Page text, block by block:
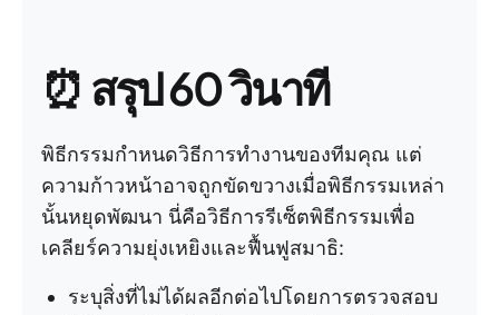
⏰ สรุป 60 วินาที
พิธีกรรมกำหนดวิธีการทำงานของทีมคุณ แต่
ความก้าวหน้าอาจถูกขัดขวางเมื่อพิธีกรรมเหล่า
นั้นหยุดพัฒนา นี่คือวิธีการรีเซ็ตพิธีกรรมเพื่อ
เคลียร์ความยุ่งเหยิงและฟื้นฟูสมาธิ:
ระบุสิ่งที่ไม่ได้ผลอีกต่อไปโดยการตรวจสอบ